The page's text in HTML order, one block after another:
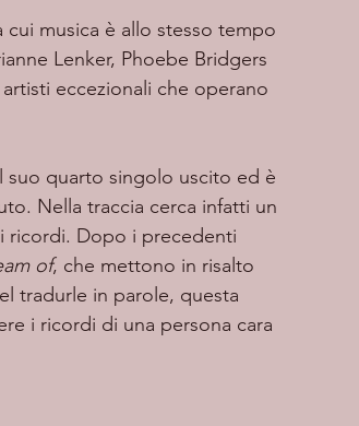
musica è allo stesso tempo
Lenker, Phoebe Bridgers
eccezionali che operano
suo quarto singolo uscito ed è
Nella traccia cerca infatti un
ricordi. Dopo i precedenti
of, che mettono in risalto
tradurle in parole, questa
i ricordi di una persona cara